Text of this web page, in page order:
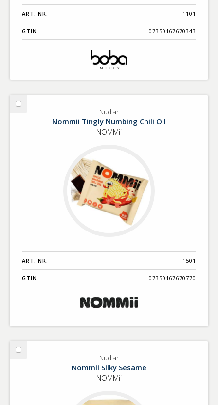
ART. NR. 1101
GTIN 07350167670343
Välj
Nudlar
Nommii Tingly Numbing Chili Oil
NOMMii
ART. NR. 1501
GTIN 07350167670770
Välj
Nudlar
Nommii Silky Sesame
NOMMii